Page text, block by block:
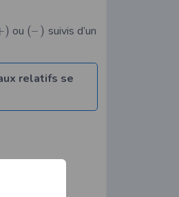
) ou (– ) suivis d’un
relatifs se